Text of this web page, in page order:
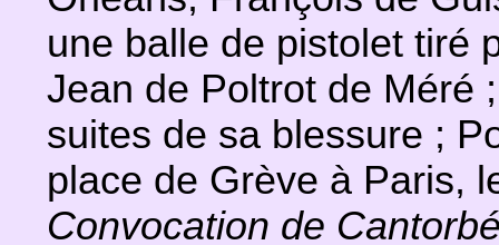
une balle de pistolet tiré
Jean de Poltrot de Méré
suites de sa blessure ;
place de Grève à Paris,
Convocation de